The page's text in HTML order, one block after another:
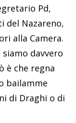
Pd,
del Nazareno,
alla Camera.
davvero
è che regna
bailamme
di Draghi o di